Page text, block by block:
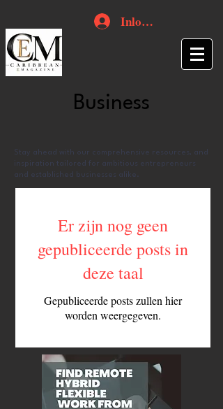
Inloggen
Business
Stay ahead with our comprehensive resources, and
inspiration tailored for ambitious entrepreneurs
and established businesses alike.
Er zijn nog geen
gepubliceerde posts in
deze taal
Gepubliceerde posts zullen hier
worden weergegeven.